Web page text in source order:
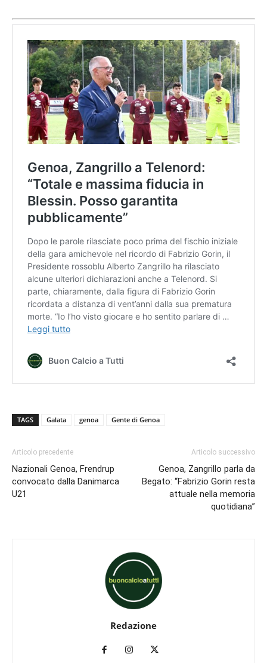
TAGS Galata genoa Gente di Genoa
Articolo precedente
Nazionali Genoa, Frendrup
convocato dalla Danimarca
U21
Articolo successivo
Genoa, Zangrillo parla da
Begato: “Fabrizio Gorin resta
attuale nella memoria
quotidiana”
Redazione